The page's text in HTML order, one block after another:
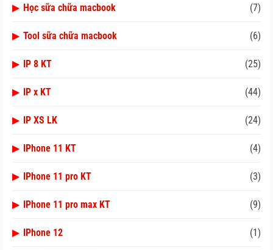
▶ Học sữa chữa macbook (7)
▶ Tool sữa chữa macbook (6)
▶ IP 8 KT (25)
▶ IP x KT (44)
▶ IP XS LK (24)
▶ IPhone 11 KT (4)
▶ IPhone 11 pro KT (3)
▶ IPhone 11 pro max KT (9)
▶ IPhone 12 (1)